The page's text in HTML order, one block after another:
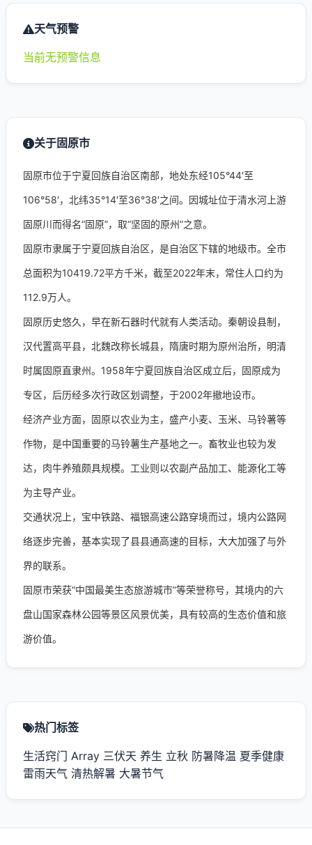
天气预警
当前无预警信息
关于固原市
固原市位于宁夏回族自治区南部，地处东经105°44′至
106°58′，北纬35°14′至36°38′之间。因城址位于清水河上游
固原川而得名“固原”，取“坚固的原州”之意。
固原市隶属于宁夏回族自治区，是自治区下辖的地级市。全市
总面积为10419.72平方千米，截至2022年末，常住人口约为
112.9万人。
固原历史悠久，早在新石器时代就有人类活动。秦朝设县制，
汉代置高平县，北魏改称长城县，隋唐时期为原州治所，明清
时属固原直隶州。1958年宁夏回族自治区成立后，固原成为
专区，后历经多次行政区划调整，于2002年撤地设市。
经济产业方面，固原以农业为主，盛产小麦、玉米、马铃薯等
作物，是中国重要的马铃薯生产基地之一。畜牧业也较为发
达，肉牛养殖颇具规模。工业则以农副产品加工、能源化工等
为主导产业。
交通状况上，宝中铁路、福银高速公路穿境而过，境内公路网
络逐步完善，基本实现了县县通高速的目标，大大加强了与外
界的联系。
固原市荣获“中国最美生态旅游城市”等荣誉称号，其境内的六
盘山国家森林公园等景区风景优美，具有较高的生态价值和旅
游价值。
热门标签
生活窍门 Array 三伏天 养生 立秋 防暑降温 夏季健康
雷雨天气 清热解暑 大暑节气